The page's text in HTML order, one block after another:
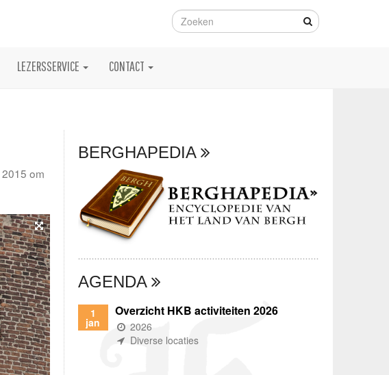
LEZERSSERVICE CONTACT
om
BERGHAPEDIA
AGENDA
1
jan
Overzicht HKB activiteiten 2026
(wanneer)
2026
(waar)
Diverse locaties